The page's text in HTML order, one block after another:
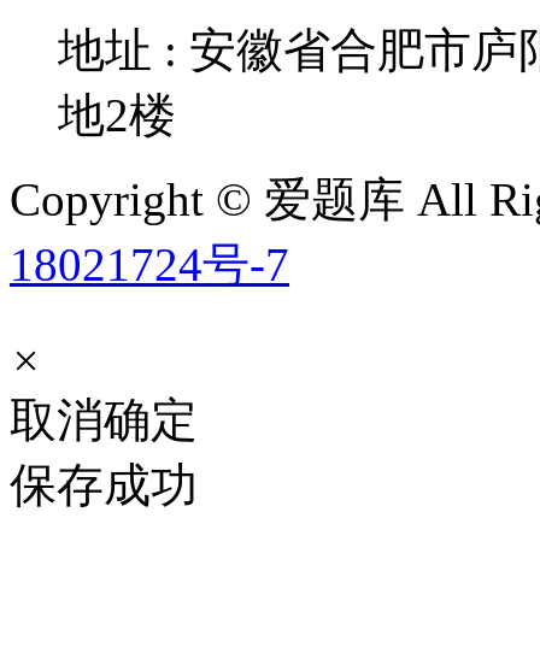
地址 : 安徽省合肥市
地2楼
Copyright © 爱题库 All
18021724号-7
×
取消确定
保存成功